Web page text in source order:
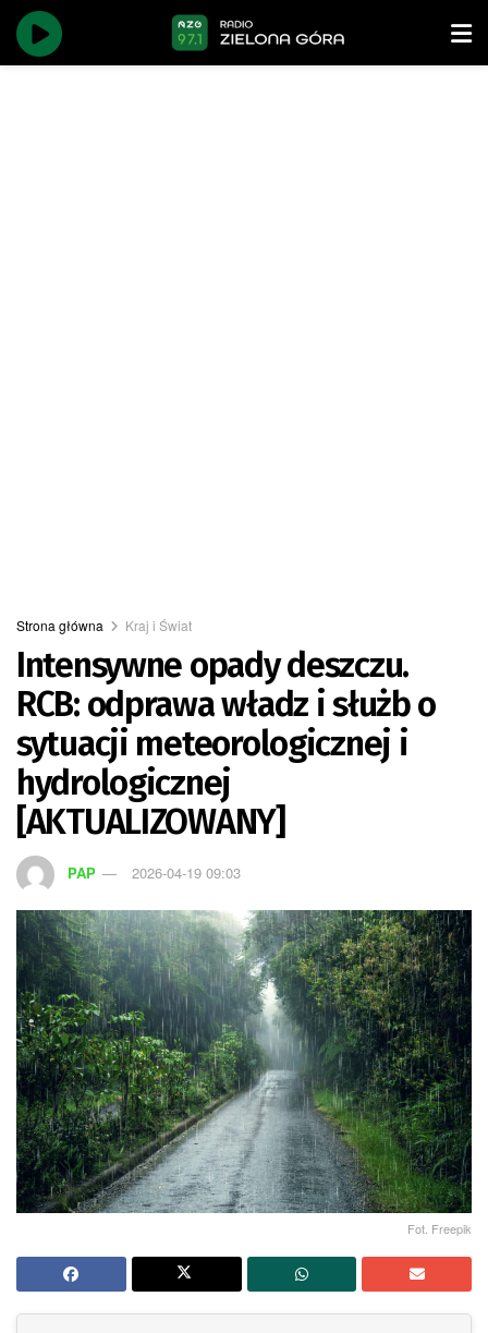
Strona główna Kraj i Świat
Intensywne opady deszczu.
RCB: odprawa władz i służb o
sytuacji meteorologicznej i
hydrologicznej
[AKTUALIZOWANY]
PAP 2026-04-19 09:03
Fot. Freepik